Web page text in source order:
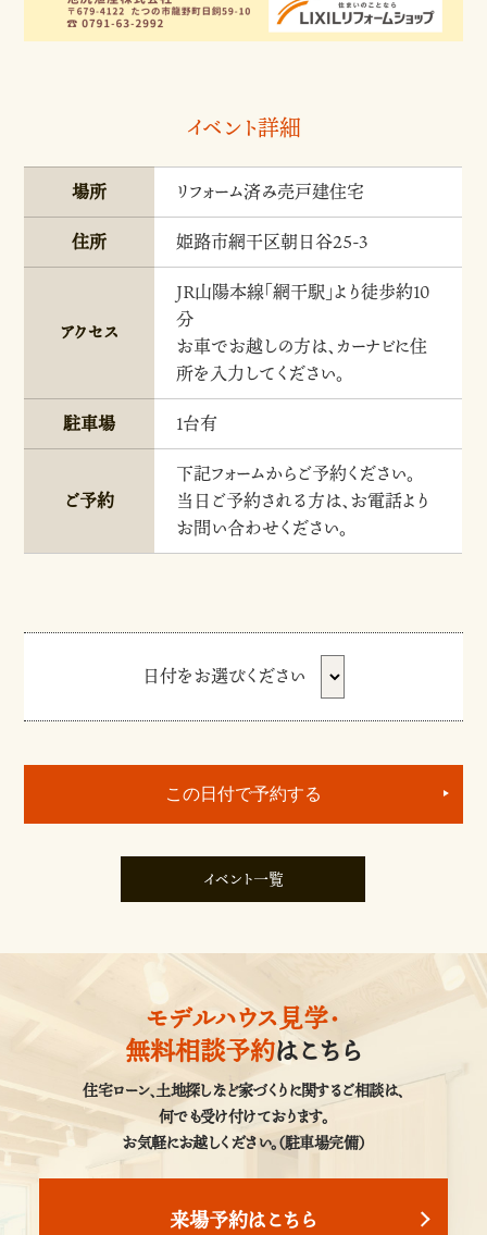
イベント詳細
場所
リフォーム済み売戸建住宅
住所
姫路市網干区朝日谷25-3
アクセス
JR山陽本線「網干駅」より徒歩約10
分
お車でお越しの方は、カーナビに住
所を入力してください。
駐車場
1台有
ご予約
下記フォームからご予約ください。
当日ご予約される方は、お電話より
お問い合わせください。
日付をお選びください
イベント一覧
モデルハウス見学・
無料相談予約はこちら
住宅ローン、土地探しなど家づくりに関するご相談は、
何でも受け付けております。
お気軽にお越しください。（駐車場完備）
来場予約はこちら